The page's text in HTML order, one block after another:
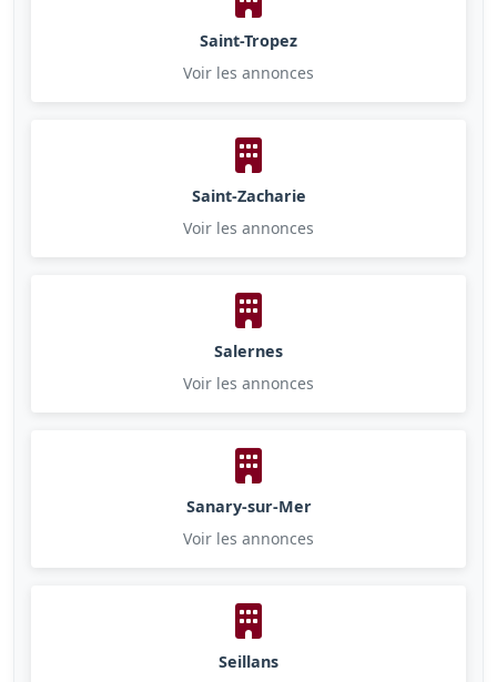
Saint-Tropez
Voir les annonces
Saint-Zacharie
Voir les annonces
Salernes
Voir les annonces
Sanary-sur-Mer
Voir les annonces
Seillans